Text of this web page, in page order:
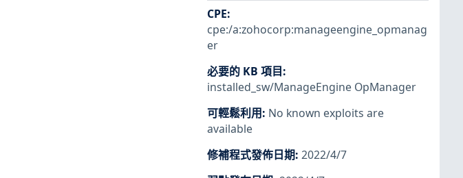
CPE:
cpe:/a:zohocorp:manageengine_opmanag
er
必要的 KB 項目:
installed_sw/ManageEngine OpManager
可輕鬆利用: No known exploits are
available
修補程式發佈日期: 2022/4/7